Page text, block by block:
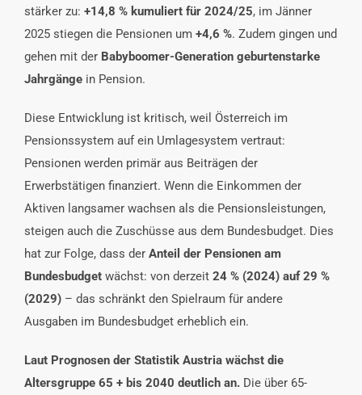
stärker zu: +14,8 % kumuliert für 2024/25, im Jänner
2025 stiegen die Pensionen um +4,6 %. Zudem gingen und
gehen mit der Babyboomer-Generation geburtenstarke
Jahrgänge in Pension.
Diese Entwicklung ist kritisch, weil Österreich im
Pensionssystem auf ein Umlagesystem vertraut:
Pensionen werden primär aus Beiträgen der
Erwerbstätigen finanziert. Wenn die Einkommen der
Aktiven langsamer wachsen als die Pensionsleistungen,
steigen auch die Zuschüsse aus dem Bundesbudget. Dies
hat zur Folge, dass der Anteil der Pensionen am
Bundesbudget wächst: von derzeit 24 % (2024) auf 29 %
(2029) – das schränkt den Spielraum für andere
Ausgaben im Bundesbudget erheblich ein.
Laut Prognosen der Statistik Austria wächst die
Altersgruppe 65 + bis 2040 deutlich an. Die über 65-